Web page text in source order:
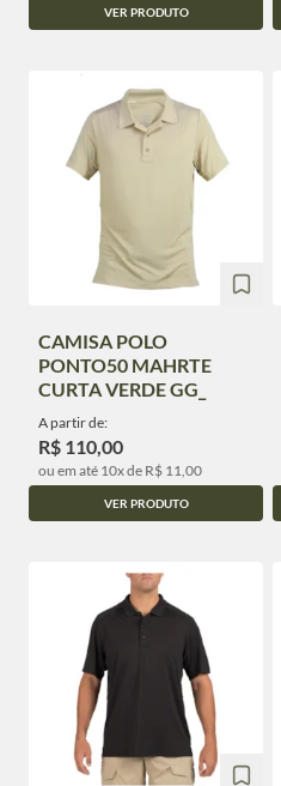
VER PRODUTO
CAMISA POLO
PONTO50 MAHRTE
CURTA VERDE GG_
A partir de:
R$ 110,00
ou em até 10x de R$ 11,00
VER PRODUTO